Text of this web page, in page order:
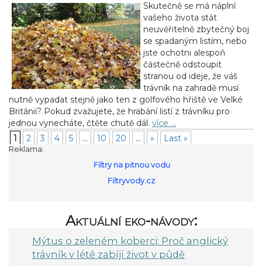
Skutečně se má náplní
vašeho života stát
neuvěřitelně zbytečný boj
se spadaným listím, nebo
jste ochotni alespoň
částečně odstoupit
stranou od ideje, že váš
trávník na zahradě musí
nutně vypadat stejně jako ten z golfového hřiště ve Velké
Británii? Pokud zvažujete, že hrabání listí z trávníku pro
jednou vynecháte, čtěte chutě dál. více …
1
2 3 4 5 ... 10 20 ... » Last »
Reklama:
Filtry na pitnou vodu
Filtryvody.cz
Aktuální eko-návody:
Mýtus o zeleném koberci: Proč anglický
trávník v létě zabíjí život v půdě